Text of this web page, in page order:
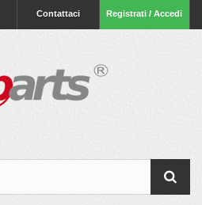
Registrati / Accedi
Contattaci